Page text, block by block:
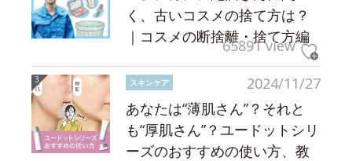
く、古いコスメの捨て方は？
｜コスメの断捨離・捨て方編
65891 view
2024/11/27
スキンケア
あなたは“薄肌さん”？それと
も“厚肌さん”？ユードットシリ
ーズのおすすめの使い方、教